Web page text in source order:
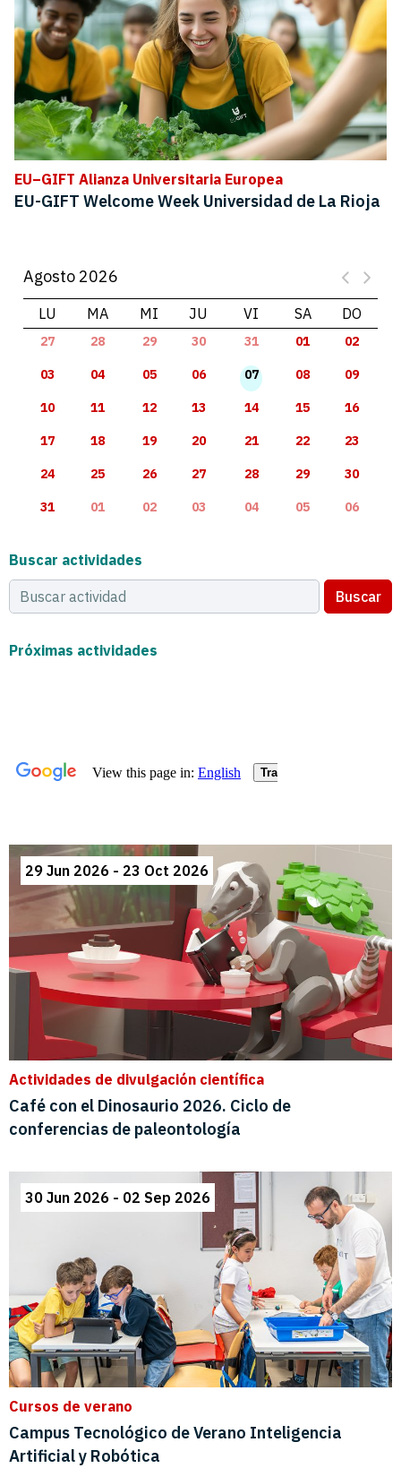
EU–GIFT Alianza Universitaria Europea
EU-GIFT Welcome Week Universidad de La Rioja
Agosto 2026
LU MA MI JU VI SA DO
27 28 29 30 31 01 02
03 04 05 06 07 08 09
10 11 12 13 14 15 16
17 18 19 20 21 22 23
24 25 26 27 28 29 30
31 01 02 03 04 05 06
Buscar actividades
Buscar
Próximas actividades